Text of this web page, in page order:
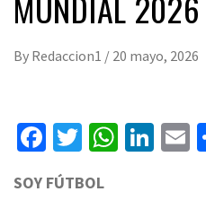
By Redaccion1 / 20 mayo, 2026
Facebook
Twitter
SOY FÚTBOL